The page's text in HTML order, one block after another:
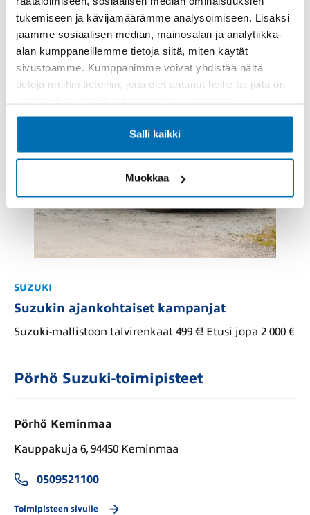
tukemiseen ja kävijämäärämme analysoimiseen. Lisäksi
jaamme sosiaalisen median, mainosalan ja analytiikka-
alan kumppaneillemme tietoja siitä, miten käytät
sivustoamme. Kumppanimme voivat yhdistää näitä
tietoja muihin tietoihin, joita olet antanut heille tai joita on
Salli kaikki
Muokkaa
SUZUKI
Suzukin ajankohtaiset kampanjat
Suzuki-mallistoon talvirenkaat 499 €! Etusi jopa 2 000 €
Pörhö Suzuki-toimipisteet
Pörhö Keminmaa
Kauppakuja 6, 94450 Keminmaa
0509521100
Toimipisteen sivulle